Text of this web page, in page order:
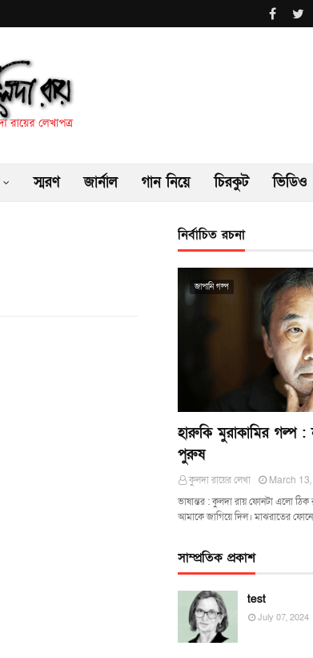
স্মরণ জার্নাল গান নিয়ে চিরকুট ভিডিও
নির্বাচিত রচনা
জাপানি গল্প
হারুকি মুরাকামির গল্প :
পুরুষ
কুলদা রায়ের লেখা
March
ভাষান্তর : কুলদা রায় ফোনটা এলো
আমাকে জাগিয়ে দিল। মাঝরাতের
সাম্প্রতিক প্রকাশ
test
July 07, 2024